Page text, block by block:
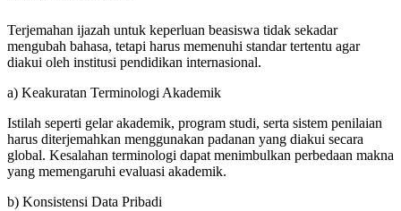
Terjemahan ijazah untuk keperluan beasiswa tidak sekadar
mengubah bahasa, tetapi harus memenuhi standar tertentu agar
diakui oleh institusi pendidikan internasional.
a) Keakuratan Terminologi Akademik
Istilah seperti gelar akademik, program studi, serta sistem penilaian
harus diterjemahkan menggunakan padanan yang diakui secara
global. Kesalahan terminologi dapat menimbulkan perbedaan makna
yang memengaruhi evaluasi akademik.
b) Konsistensi Data Pribadi